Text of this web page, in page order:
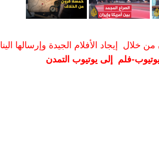
خلال إيجاد الأفلام الجيدة وإرسالها الينا
فلم إلى يوتيوب التمدن